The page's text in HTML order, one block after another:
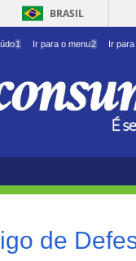
BRASIL
1 Ir para o menu2 Ir para
de